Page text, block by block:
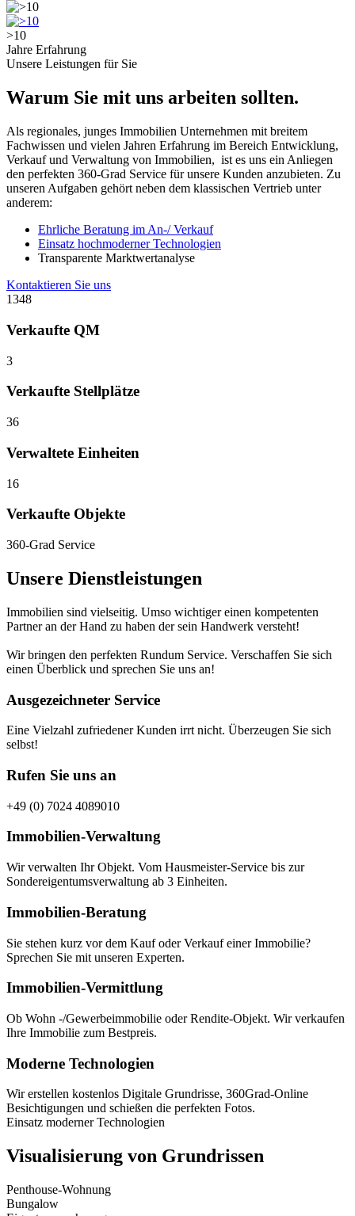
>10
Jahre Erfahrung
Unsere Leistungen für Sie
Warum Sie mit uns arbeiten sollten.
Als regionales, junges Immobilien Unternehmen mit breitem
Fachwissen und vielen Jahren Erfahrung im Bereich Entwicklung,
Verkauf und Verwaltung von Immobilien, ist es uns ein Anliegen
den perfekten 360-Grad Service für unsere Kunden anzubieten. Zu
unseren Aufgaben gehört neben dem klassischen Vertrieb unter
anderem:
Ehrliche Beratung im An-/ Verkauf
Einsatz hochmoderner Technologien
Transparente Marktwertanalyse
Kontaktieren Sie uns
1348
Verkaufte QM
3
Verkaufte Stellplätze
36
Verwaltete Einheiten
16
Verkaufte Objekte
360-Grad Service
Unsere Dienstleistungen
Immobilien sind vielseitig. Umso wichtiger einen kompetenten
Partner an der Hand zu haben der sein Handwerk versteht!
Wir bringen den perfekten Rundum Service. Verschaffen Sie sich
einen Überblick und sprechen Sie uns an!
Ausgezeichneter Service
Eine Vielzahl zufriedener Kunden irrt nicht. Überzeugen Sie sich
selbst!
Rufen Sie uns an
+49 (0) 7024 4089010
Immobilien-Verwaltung
Wir verwalten Ihr Objekt. Vom Hausmeister-Service bis zur
Sondereigentumsverwaltung ab 3 Einheiten.
Immobilien-Beratung
Sie stehen kurz vor dem Kauf oder Verkauf einer Immobilie?
Sprechen Sie mit unseren Experten.
Immobilien-Vermittlung
Ob Wohn -/Gewerbeimmobilie oder Rendite-Objekt. Wir verkaufen
Ihre Immobilie zum Bestpreis.
Moderne Technologien
Wir erstellen kostenlos Digitale Grundrisse, 360Grad-Online
Besichtigungen und schießen die perfekten Fotos.
Einsatz moderner Technologien
Visualisierung von Grundrissen
Penthouse-Wohnung
Bungalow